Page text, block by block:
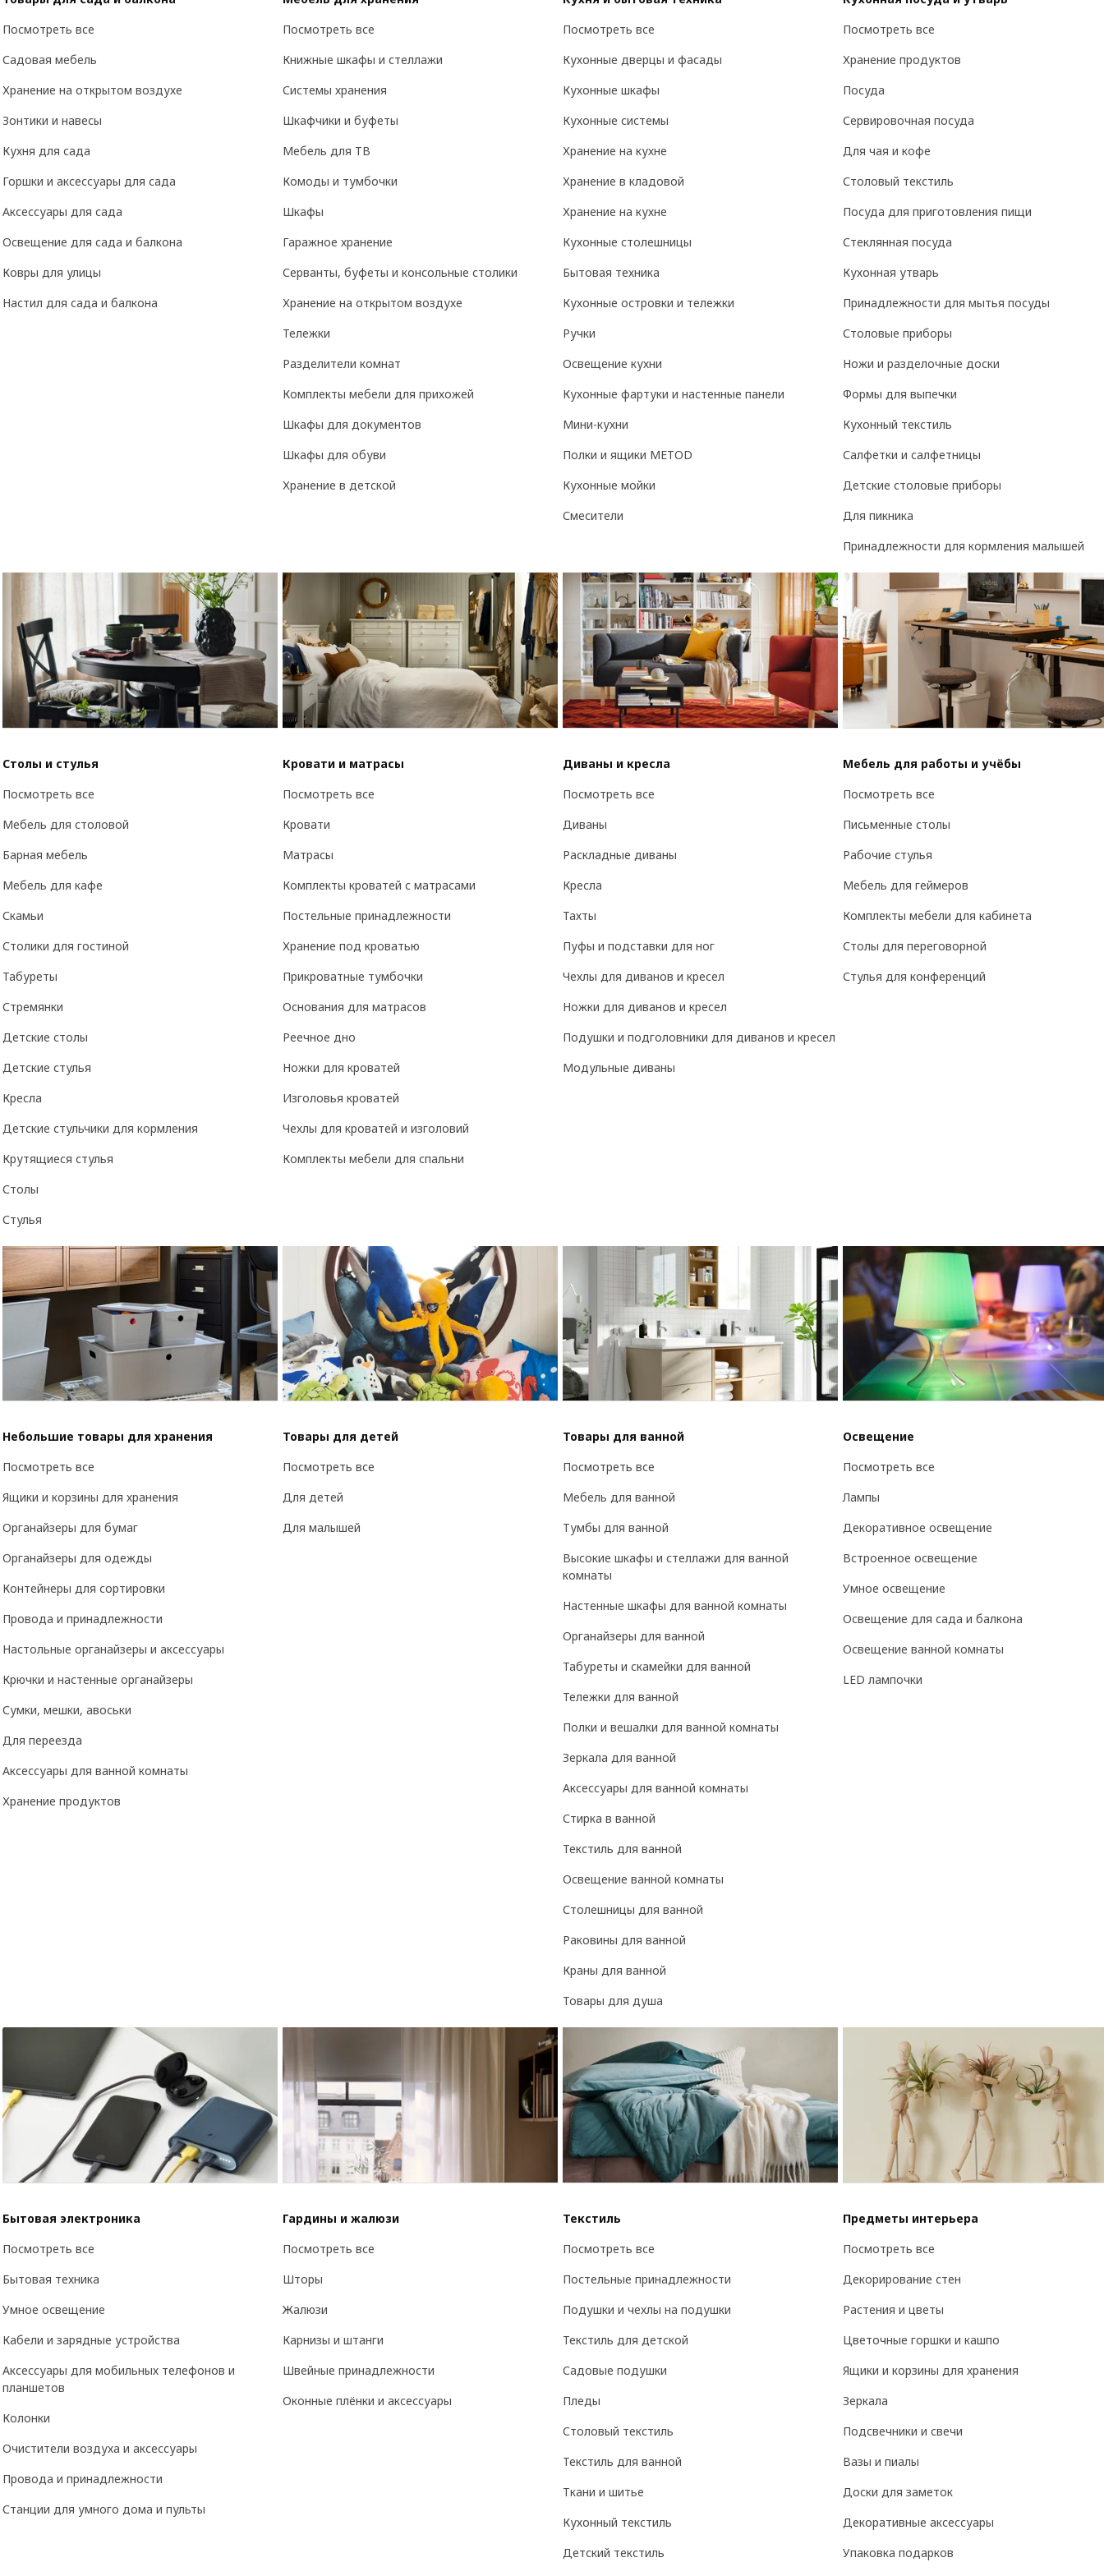
Посмотреть все
Садовая мебель
Хранение на открытом воздухе
Зонтики и навесы
Кухня для сада
Горшки и аксессуары для сада
Аксессуары для сада
Освещение для сада и балкона
Ковры для улицы
Настил для сада и балкона
Посмотреть все
Книжные шкафы и стеллажи
Системы хранения
Шкафчики и буфеты
Мебель для ТВ
Комоды и тумбочки
Шкафы
Гаражное хранение
Серванты, буфеты и консольные столики
Хранение на открытом воздухе
Тележки
Разделители комнат
Комплекты мебели для прихожей
Шкафы для документов
Шкафы для обуви
Хранение в детской
Посмотреть все
Кухонные дверцы и фасады
Кухонные шкафы
Кухонные системы
Хранение на кухне
Хранение в кладовой
Хранение на кухне
Кухонные столешницы
Бытовая техника
Кухонные островки и тележки
Ручки
Освещение кухни
Кухонные фартуки и настенные панели
Мини-кухни
Полки и ящики METOD
Кухонные мойки
Смесители
Посмотреть все
Хранение продуктов
Посуда
Сервировочная посуда
Для чая и кофе
Столовый текстиль
Посуда для приготовления пищи
Стеклянная посуда
Кухонная утварь
Принадлежности для мытья посуды
Столовые приборы
Ножи и разделочные доски
Формы для выпечки
Кухонный текстиль
Салфетки и салфетницы
Детские столовые приборы
Для пикника
Принадлежности для кормления малышей
Столы и стулья
Посмотреть все
Мебель для столовой
Барная мебель
Мебель для кафе
Скамьи
Столики для гостиной
Табуреты
Стремянки
Детские столы
Детские стулья
Кресла
Детские стульчики для кормления
Крутящиеся стулья
Столы
Стулья
Кровати и матрасы
Посмотреть все
Кровати
Матрасы
Комплекты кроватей с матрасами
Постельные принадлежности
Хранение под кроватью
Прикроватные тумбочки
Основания для матрасов
Реечное дно
Ножки для кроватей
Изголовья кроватей
Чехлы для кроватей и изголовий
Комплекты мебели для спальни
Диваны и кресла
Посмотреть все
Диваны
Раскладные диваны
Кресла
Тахты
Пуфы и подставки для ног
Чехлы для диванов и кресел
Ножки для диванов и кресел
Подушки и подголовники для диванов и кресел
Модульные диваны
Мебель для работы и учёбы
Посмотреть все
Письменные столы
Рабочие стулья
Мебель для геймеров
Комплекты мебели для кабинета
Столы для переговорной
Стулья для конференций
Небольшие товары для хранения
Посмотреть все
Ящики и корзины для хранения
Органайзеры для бумаг
Органайзеры для одежды
Контейнеры для сортировки
Провода и принадлежности
Настольные органайзеры и аксессуары
Крючки и настенные органайзеры
Сумки, мешки, авоськи
Для переезда
Аксессуары для ванной комнаты
Хранение продуктов
Товары для детей
Посмотреть все
Для детей
Для малышей
Товары для ванной
Посмотреть все
Мебель для ванной
Тумбы для ванной
Высокие шкафы и стеллажи для ванной
комнаты
Настенные шкафы для ванной комнаты
Органайзеры для ванной
Табуреты и скамейки для ванной
Тележки для ванной
Полки и вешалки для ванной комнаты
Зеркала для ванной
Аксессуары для ванной комнаты
Стирка в ванной
Текстиль для ванной
Освещение ванной комнаты
Столешницы для ванной
Раковины для ванной
Краны для ванной
Товары для душа
Освещение
Посмотреть все
Лампы
Декоративное освещение
Встроенное освещение
Умное освещение
Освещение для сада и балкона
Освещение ванной комнаты
LED лампочки
Бытовая электроника
Посмотреть все
Бытовая техника
Умное освещение
Кабели и зарядные устройства
Аксессуары для мобильных телефонов и
планшетов
Колонки
Очистители воздуха и аксессуары
Провода и принадлежности
Станции для умного дома и пульты
Гардины и жалюзи
Посмотреть все
Шторы
Жалюзи
Карнизы и штанги
Швейные принадлежности
Оконные плёнки и аксессуары
Текстиль
Посмотреть все
Постельные принадлежности
Подушки и чехлы на подушки
Текстиль для детской
Садовые подушки
Пледы
Столовый текстиль
Текстиль для ванной
Ткани и шитье
Кухонный текстиль
Детский текстиль
Предметы интерьера
Посмотреть все
Декорирование стен
Растения и цветы
Цветочные горшки и кашпо
Ящики и корзины для хранения
Зеркала
Подсвечники и свечи
Вазы и пиалы
Доски для заметок
Декоративные аксессуары
Упаковка подарков